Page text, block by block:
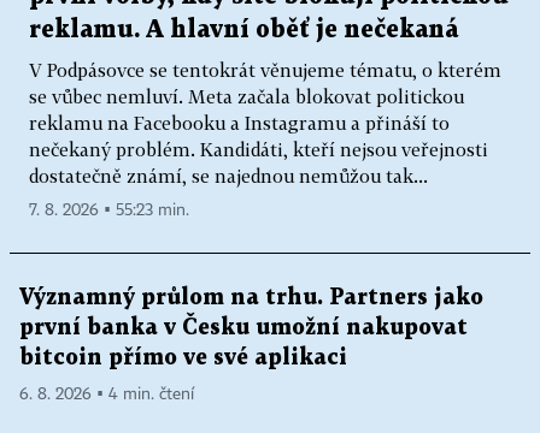
reklamu. A hlavní oběť je nečekaná
V Podpásovce se tentokrát věnujeme tématu, o kterém
se vůbec nemluví. Meta začala blokovat politickou
reklamu na Facebooku a Instagramu a přináší to
nečekaný problém. Kandidáti, kteří nejsou veřejnosti
dostatečně známí, se najednou nemůžou tak...
7. 8. 2026 ▪ 55:23 min.
Významný průlom na trhu. Partners jako
první banka v Česku umožní nakupovat
bitcoin přímo ve své aplikaci
6. 8. 2026 ▪ 4 min. čtení